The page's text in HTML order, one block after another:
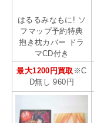
はるるみなもに! ソ
フマップ予約特典
抱き枕カバー ドラ
マCD付き
最大1200円買取 ※C
D無し 960円